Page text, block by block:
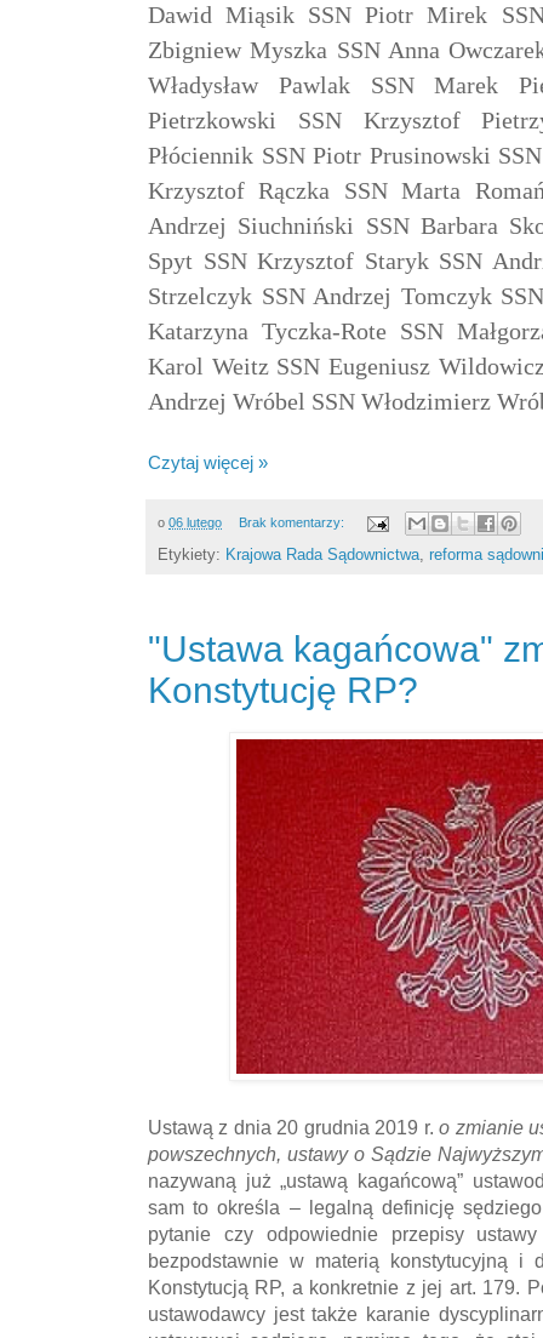
Dawid Miąsik SSN Piotr Mirek
Zbigniew Myszka SSN Anna
Władysław Pawlak SSN Marek
Pietrzkowski SSN Krzysztof
Płóciennik SSN Piotr Prusinowski
Krzysztof Rączka SSN Marta
Andrzej Siuchniński SSN Barbara
Spyt SSN Krzysztof Staryk SSN
Strzelczyk SSN Andrzej Tomczyk
Katarzyna Tyczka-Rote SSN
Karol Weitz SSN Eugeniusz
Andrzej Wróbel SSN Włodzimierz
Czytaj więcej »
o 06 lutego Brak komentarzy:
Etykiety: Krajowa Rada Sądownictwa, reforma
"Ustawa kagańcowa"
Konstytucję RP?
Ustawą z dnia 20 grudnia 2019 r.o zmianie
powszechnych, ustawy o Sądzie
nazywaną już „ustawą kagańcową”
sam to określa – legalną definicję
pytanie czy odpowiednie przepisy
bezpodstawnie w materią konstytucyjną
Konstytucją RP, a konkretnie z jej art. 179.
ustawodawcy jest także karanie